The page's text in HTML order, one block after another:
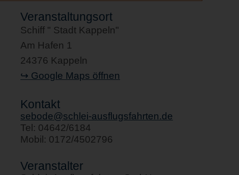
Veranstaltungsort
Schiff " Stadt Kappeln"
Am Hafen 1
24376 Kappeln
↪ Google Maps öffnen
Kontakt
sebode@schlei-ausflugsfahrten.de
Tel: 04642/6184
Mobil: 0172/4502796
Veranstalter